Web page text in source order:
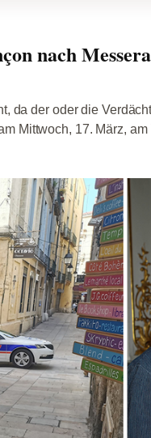
nach
da der oder die
Mittwoch, 17. März,